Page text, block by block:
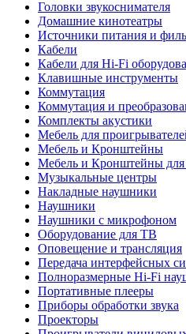
Головки звукоснимателя
Домашние кинотеатры
Источники питания и
Кабели
Кабели для Hi-Fi
Клавишные инструменты
Коммутация
Коммутация и
Комплекты акустики
Мебель для
Мебель и Кронштейны
Мебель и Кронштейны для
Музыкальные центры
Накладные наушники
Наушники
Наушники с микрофоном
Оборудование для ТВ
Оповещение и трансляция
Передача интерфейсных
Полноразмерные Hi-Fi
Портативные плееры
Приборы обработки звука
Проекторы